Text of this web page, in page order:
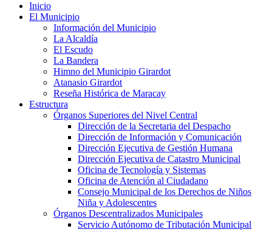
Inicio
El Municipio
Información del Municipio
La Alcaldía
El Escudo
La Bandera
Himno del Municipio Girardot
Atanasio Girardot
Reseña Histórica de Maracay
Estructura
Órganos Superiores del Nivel Central
Dirección de la Secretaria del Despacho
Dirección de Información y Comunicación
Dirección Ejecutiva de Gestión Humana
Dirección Ejecutiva de Catastro Municipal
Oficina de Tecnología y Sistemas
Oficina de Atención al Ciudadano
Consejo Municipal de los Derechos de Niños
Niña y Adolescentes
Órganos Descentralizados Municipales
Servicio Autónomo de Tributación Municipal